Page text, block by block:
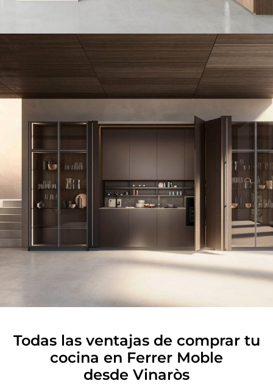
Todas las ventajas de comprar tu
cocina en Ferrer Moble
desde Vinaròs